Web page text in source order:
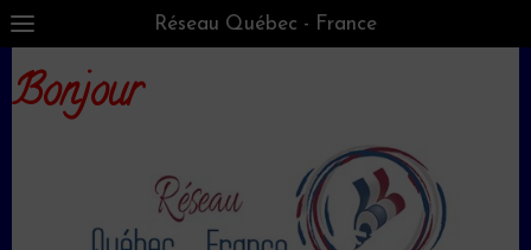
Réseau Québec - France
Bonjour